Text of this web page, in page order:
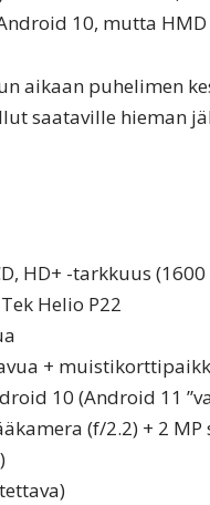
10, mutta
aikaan puhelimen
saataville hieman
HD+ -tarkkuus
Helio P22
+
10 (Android 11
(f/2.2) + 2 MP